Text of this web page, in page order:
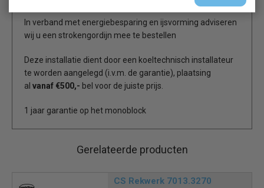
In verband met energiebesparing en ijsvorming adviseren
wij u een strokengordijn mee te bestellen
Deze installatie dient door een koeltechnisch installateur
te worden aangelegd (i.v.m. de garantie), plaatsing
al vanaf €500,- bel voor de juiste prijs.
1 jaar garantie op het monoblock
Gerelateerde producten
CS Rekwerk 7013.3270